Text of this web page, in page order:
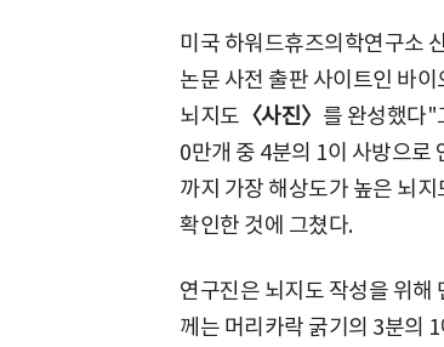
미국 하워드휴즈의학연구소
논문 사전 출판 사이트인 바
뇌지도 〈사진〉 를 완성했다"
0만개 중 4분의 1이 사방으로
까지 가장 해상도가 높은 뇌
확인한 것에 그쳤다.
연구진은 뇌지도 작성을 위해
께는 머리카락 굵기의 3분의